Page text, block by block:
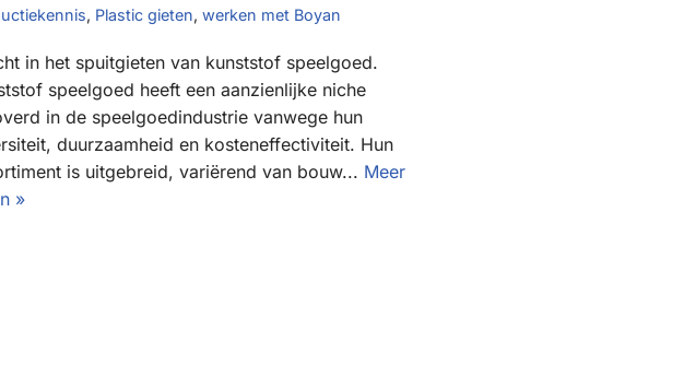
, Plastic gieten, werken met Boyan
in het spuitgieten van kunststof speelgoed.
speelgoed heeft een aanzienlijke niche
in de speelgoedindustrie vanwege hun
duurzaamheid en kosteneffectiviteit. Hun
is uitgebreid, variërend van bouw... Meer
»